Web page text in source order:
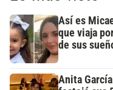
Así es
que viaja
de sus
Anita